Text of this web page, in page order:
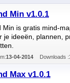
Min v1.0.1
Min is gratis mind-
je ideeën, plannen,
13-04-2014 Downloads :
Max v1.0.1